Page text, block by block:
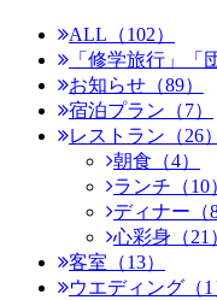
ALL（102）
「修学旅行」「
お知らせ（89）
宿泊プラン（7）
レストラン（26）
朝食（4）
ランチ（10
ディナー（8
心彩身（21
客室（13）
ウエディング（1